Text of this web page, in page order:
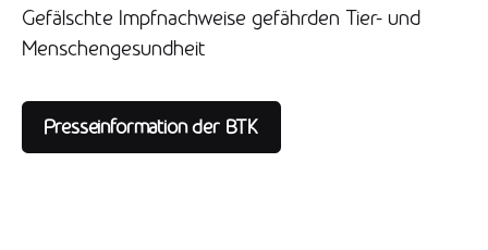
Gefälschte Impfnachweise gefährden Tier- und
Menschengesundheit
Presseinformation der BTK